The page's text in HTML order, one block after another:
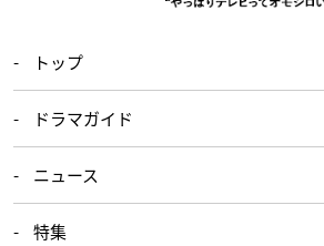
トップ
ドラマガイド
ニュース
特集